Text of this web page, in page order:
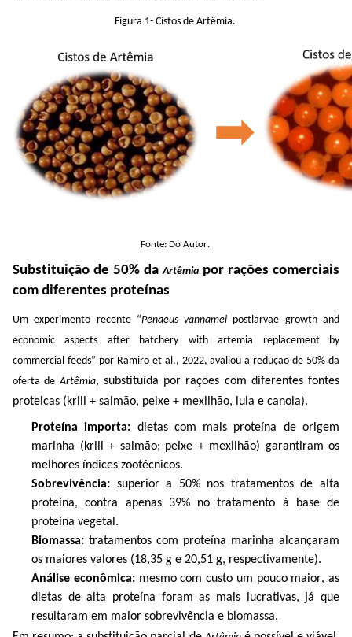
Figura 1- Cistos de Artêmia.
Fonte: Do Autor.
Substituição de 50% daArtêmia por rações comerciais
com diferentes proteínas
Umexperimento recente “Penaeusvannamei post larvae growth and
economic
aspects after hatchery with artemia replacement
by
commercial feeds” por Ramiroet al., 2022,avaliou a redução de 50% da
oferta deArtêmia, substituída por rações com diferentes fontes
proteicas (krill + salmão, peixe + mexilhão, lula e canola).
Proteína importa: dietas com mais proteína de origem
marinha (krill + salmão; peixe + mexilhão) garantiram os
melhores índices zootécnicos.
Sobrevivência: superior a 50% nos tratamentos de alta
proteína, contra apenas 39% no tratamento à base de
proteína vegetal.
Biomassa: tratamentos com proteína marinha alcançaram
os maiores valores (18,35 g e 20,51 g, respectivamente).
Análise econômica:mesmo com custo um pouco maior, as
dietas de alta proteína foram as mais lucrativas, já que
resultaram em maior sobrevivência e biomassa.